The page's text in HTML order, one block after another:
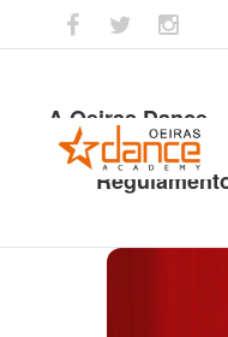
A Oeiras Dance